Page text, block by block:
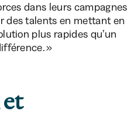
dans leurs campagnes
des talents en mettant en
plus rapides qu’un
»